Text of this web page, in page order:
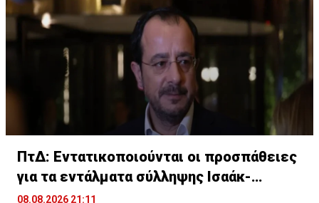
ΠτΔ: Εντατικοποιούνται οι προσπάθειες
για τα εντάλματα σύλληψης Ισαάκ-
Σολωμού
08.08.2026 21:11